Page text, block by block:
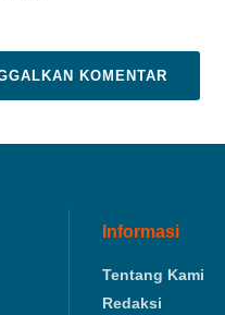
KOMENTAR
Informasi
Tentang Kami
Redaksi